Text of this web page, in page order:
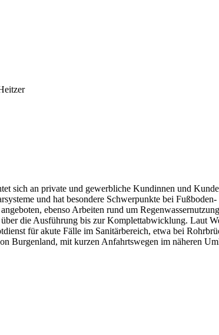
sich an private und gewerbliche Kundinnen und
und hat besondere Schwerpunkte bei
ebenso Arbeiten rund um
die Ausführung bis zur Komplettabwicklung. Laut
für akute Fälle im Sanitärbereich, etwa bei
Burgenland, mit kurzen Anfahrtswegen im näheren